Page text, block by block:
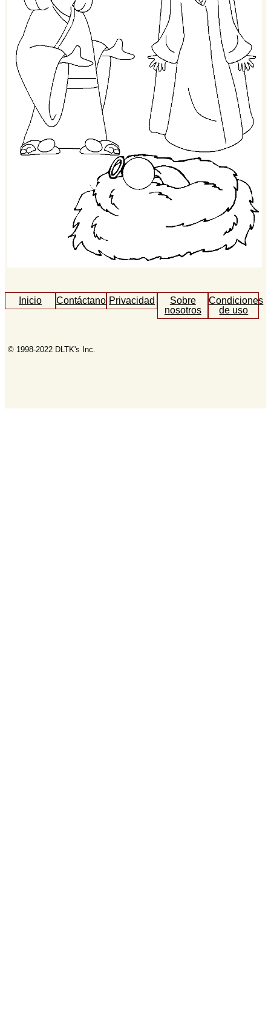
Inicio ContáctanosPrivacidad
Sobre
nosotros
Condiciones
de uso
© 1998-2022 DLTK's Inc.